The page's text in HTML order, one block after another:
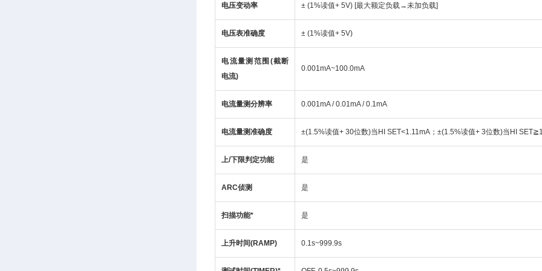
电压变动率 ± (1%读值+ 5V) [最大额定负载→未加负载]
电压表准确度 ± (1%读值+ 5V)
电流量测范围(截断
电流)
0.001mA~100.0mA
电流量测分辨率 0.001mA / 0.01mA / 0.1mA
电流量测准确度 ±(1.5%读值+ 30位数)当HI SET<1.11mA；±(1.5%读值+ 3位数)当HI
上/下限判定功能 是
ARC侦测 是
扫描功能* 是
上升时间(RAMP) 0.1s~999.9s